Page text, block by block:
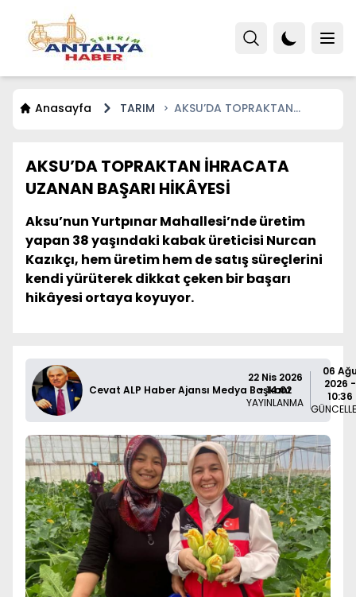
Anasayfa TARIM
AKSU’DA TOPRAKTAN
AKSU’DA TOPRAKTAN İHRACATA
UZANAN BAŞARI HİKÂYESİ
Aksu’nun Yurtpınar Mahallesi’nde üretim
yapan 38 yaşındaki kabak üreticisi Nurcan
Kazıkçı, hem üretim hem de satış süreçlerini
kendi yürüterek dikkat çeken bir başarı
hikâyesi ortaya koyuyor.
Cevat ALP Haber Ajansı Medya Başkanı
22 Nis 2026
- 14:02
YAYINLANMA
06
2026 -
10:36